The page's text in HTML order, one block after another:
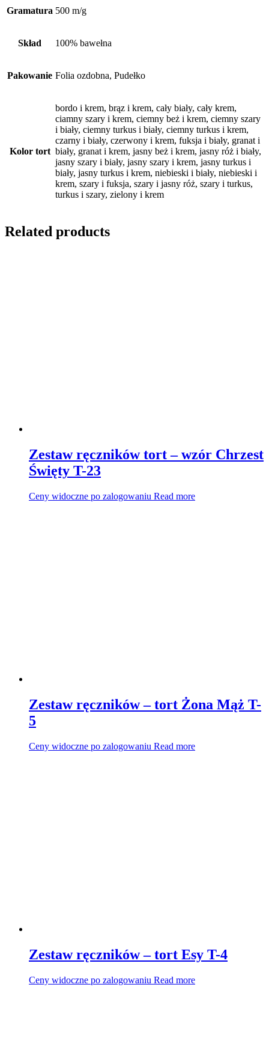
Gramatura 500 m/g
Skład 100% bawełna
Pakowanie Folia ozdobna, Pudełko
Kolor tort
bordo i krem, brąz i krem, cały biały, cały krem,
ciamny szary i krem, ciemny beż i krem, ciemny szary
i biały, ciemny turkus i biały, ciemny turkus i krem,
czarny i biały, czerwony i krem, fuksja i biały, granat i
biały, granat i krem, jasny beż i krem, jasny róż i biały,
jasny szary i biały, jasny szary i krem, jasny turkus i
biały, jasny turkus i krem, niebieski i biały, niebieski i
krem, szary i fuksja, szary i jasny róż, szary i turkus,
turkus i szary, zielony i krem
Related products
Zestaw ręczników tort – wzór Chrzest
Święty T-23
Ceny widoczne po zalogowaniu Read more
Zestaw ręczników – tort Żona Mąż T-
5
Ceny widoczne po zalogowaniu Read more
Zestaw ręczników – tort Esy T-4
Ceny widoczne po zalogowaniu Read more